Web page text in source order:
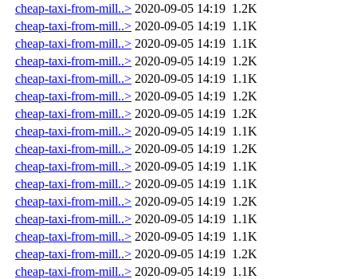
cheap-taxi-from-mill..> 2020-09-05 14:19 1.2K
cheap-taxi-from-mill..> 2020-09-05 14:19 1.1K
cheap-taxi-from-mill..> 2020-09-05 14:19 1.1K
cheap-taxi-from-mill..> 2020-09-05 14:19 1.2K
cheap-taxi-from-mill..> 2020-09-05 14:19 1.1K
cheap-taxi-from-mill..> 2020-09-05 14:19 1.2K
cheap-taxi-from-mill..> 2020-09-05 14:19 1.2K
cheap-taxi-from-mill..> 2020-09-05 14:19 1.1K
cheap-taxi-from-mill..> 2020-09-05 14:19 1.2K
cheap-taxi-from-mill..> 2020-09-05 14:19 1.1K
cheap-taxi-from-mill..> 2020-09-05 14:19 1.1K
cheap-taxi-from-mill..> 2020-09-05 14:19 1.2K
cheap-taxi-from-mill..> 2020-09-05 14:19 1.1K
cheap-taxi-from-mill..> 2020-09-05 14:19 1.1K
cheap-taxi-from-mill..> 2020-09-05 14:19 1.2K
cheap-taxi-from-mill..> 2020-09-05 14:19 1.1K